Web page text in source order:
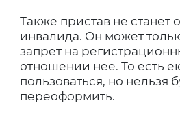
Также пристав не станет
инвалида. Он может
запрет на
отношении нее. То есть
пользоваться, но нельзя
переоформить.